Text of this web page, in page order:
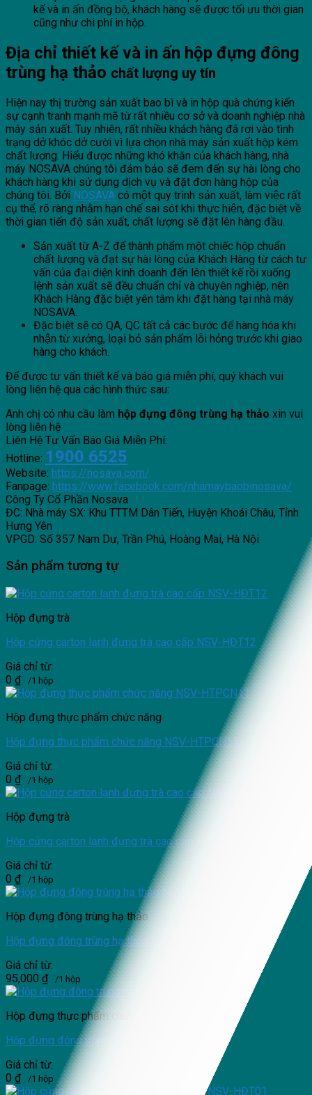
kế và in ấn đồng bộ, khách hàng sẽ được tối ưu thời gian
cũng như chi phí in hộp.
Địa chỉ thiết kế và in ấn hộp đựng đông
trùng hạ thảo chất lượng uy tín
Hiện nay thị trường sản xuất bao bì và in hộp quà chứng kiến
sự cạnh tranh mạnh mẽ từ rất nhiều cơ sở và doanh nghiệp nhà
máy sản xuất. Tuy nhiên, rất nhiều khách hàng đã rơi vào tình
trạng dở khóc dở cười vì lựa chọn nhà máy sản xuất hộp kém
chất lượng. Hiểu được những khó khăn của khách hàng, nhà
máy NOSAVA chúng tôi đảm bảo sẽ đem đến sự hài lòng cho
khách hàng khi sử dụng dịch vụ và đặt đơn hàng hộp của
chúng tôi. Bởi NOSAVA có một quy trình sản xuất, làm việc rất
cụ thể, rõ ràng nhằm hạn chế sai sót khi thực hiện, đặc biệt về
thời gian tiến độ sản xuất, chất lượng sẽ đặt lên hàng đầu.
Sản xuất từ A-Z để thành phẩm một chiếc hộp chuẩn
chất lượng và đạt sự hài lòng của Khách Hàng từ cách tư
vấn của đại diện kinh doanh đến lên thiết kế rồi xuống
lệnh sản xuất sẽ đều chuẩn chỉ và chuyên nghiệp, nên
Khách Hàng đặc biệt yên tâm khi đặt hàng tại nhà máy
NOSAVA.
Đặc biệt sẽ có QA, QC tất cả các bước để hàng hóa khi
nhận từ xưởng, loại bỏ sản phẩm lỗi hỏng trước khi giao
hàng cho khách.
Để được tư vấn thiết kế và báo giá miễn phí, quý khách vui
lòng liên hệ qua các hình thức sau:
Anh chị có nhu cầu làm hộp đựng đông trùng hạ thảo xin vui
lòng liên hệ
Liên Hệ Tư Vấn Báo Giá Miễn Phí:
Hotline: 1900 6525
Website: https://nosava.com/
Fanpage: https://www.facebook.com/nhamaybaobinosava/
Công Ty Cổ Phần Nosava
ĐC: Nhà máy SX: Khu TTTM Dân Tiến, Huyện Khoái Châu, Tỉnh
Hưng Yên
VPGD: Số 357 Nam Dư, Trần Phú, Hoàng Mai, Hà Nội
Sản phẩm tương tự
Hộp đựng trà
Hộp cứng carton lạnh đựng trà cao cấp NSV-HĐT12
Giá chỉ từ:
0 ₫ /1 hộp
Hộp đựng thực phẩm chức năng
Hộp đựng thực phẩm chức năng NSV-HTPCN11
Giá chỉ từ:
0 ₫ /1 hộp
Hộp đựng trà
Hộp cứng carton lạnh đựng trà cao cấp NSV-HĐT07
Giá chỉ từ:
0 ₫ /1 hộp
Hộp đựng đông trùng hạ thảo
Hộp đựng đông trùng hạ thảo NSV-HĐTHT21
Giá chỉ từ:
95,000 ₫ /1 hộp
Hộp đựng thực phẩm chức năng
Hộp đựng đông trùng hạ thảo NSV-HĐTHT11
Giá chỉ từ:
0 ₫ /1 hộp